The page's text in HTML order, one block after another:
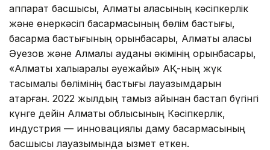
аппарат басшысы, Алматы қаласының кәсіпкерлік
және өнеркәсіп басқармасының бөлім бастығы,
басқарма бастығының орынбасары, Алматы қаласы
Әуезов және Алмалы ауданы әкімінің орынбасары,
«Алматы халықаралық әуежайы» АҚ-ның жүк
тасымалы бөлімінің бастығы лауазымдарын
атқарған. 2022 жылдың тамыз айынан бастап бүгінгі
күнге дейін Алматы облысының Кәсіпкерлік,
индустрия — инновациялық даму басқармасының
басшысы лауазымында қызмет еткен.